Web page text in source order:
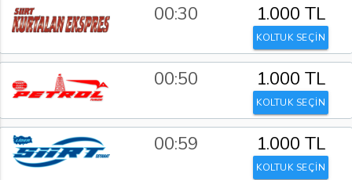
00:30 1.000 TL
KOLTUK SEÇİN
00:50 1.000 TL
KOLTUK SEÇİN
00:59 1.000 TL
KOLTUK SEÇİN